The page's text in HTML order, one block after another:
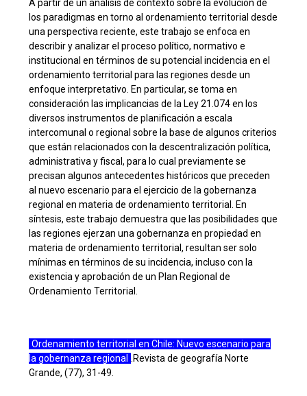
A partir de un análisis de contexto sobre la evolución de
los paradigmas en torno al ordenamiento territorial desde
una perspectiva reciente, este trabajo se enfoca en
describir y analizar el proceso político, normativo e
institucional en términos de su potencial incidencia en el
ordenamiento territorial para las regiones desde un
enfoque interpretativo. En particular, se toma en
consideración las implicancias de la Ley 21.074 en los
diversos instrumentos de planificación a escala
intercomunal o regional sobre la base de algunos criterios
que están relacionados con la descentralización política,
administrativa y fiscal, para lo cual previamente se
precisan algunos antecedentes históricos que preceden
al nuevo escenario para el ejercicio de la gobernanza
regional en materia de ordenamiento territorial. En
síntesis, este trabajo demuestra que las posibilidades que
las regiones ejerzan una gobernanza en propiedad en
materia de ordenamiento territorial, resultan ser solo
mínimas en términos de su incidencia, incluso con la
existencia y aprobación de un Plan Regional de
Ordenamiento Territorial.
Ordenamiento territorial en Chile: Nuevo escenario para
la gobernanza regional
.Revista de geografía Norte
Grande, (77), 31-49.